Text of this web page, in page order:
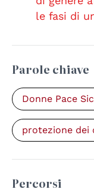
le fasi di
Parole chiave
Donne Pace
protezione dei
Percorsi